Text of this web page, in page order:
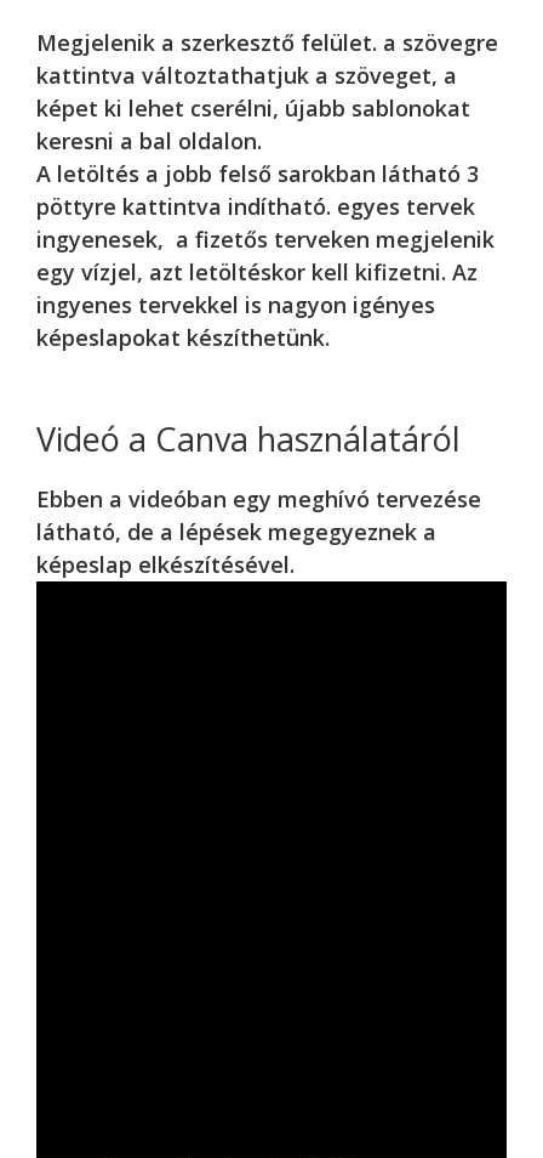
Megjelenik a szerkesztő felület. a szövegre
kattintva változtathatjuk a szöveget, a
képet ki lehet cserélni, újabb sablonokat
keresni a bal oldalon.
A letöltés a jobb felső sarokban látható 3
pöttyre kattintva indítható. egyes tervek
ingyenesek, a fizetős terveken megjelenik
egy vízjel, azt letöltéskor kell kifizetni. Az
ingyenes tervekkel is nagyon igényes
képeslapokat készíthetünk.
Videó a Canva használatáról
Ebben a videóban egy meghívó tervezése
látható, de a lépések megegyeznek a
képeslap elkészítésével.